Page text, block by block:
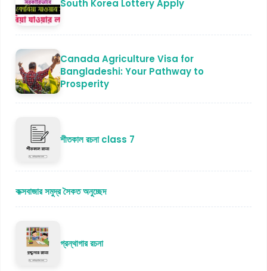
South Korea Lottery Apply
Canada Agriculture Visa for
Bangladeshi: Your Pathway to
Prosperity
শীতকাল রচনা class 7
কক্সবাজার সমুদ্র সৈকত অনুচ্ছেদ
গ্রন্থাগার রচনা